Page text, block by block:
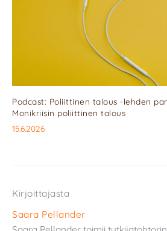
Podcast: Poliittinen talous -lehden
Monikriisin poliittinen talous
15.6.2026
Kirjoittajasta
Saara Pellander